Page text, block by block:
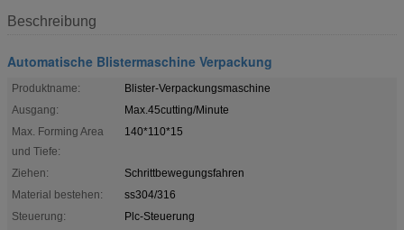
Beschreibung
Automatische Blistermaschine Verpackung
Produktname:
Blister-Verpackungsmaschine
Ausgang:
Max.45cutting/Minute
Max. Forming Area
und Tiefe:
140*110*15
Ziehen:
Schrittbewegungsfahren
Material bestehen:
ss304/316
Steuerung:
Plc-Steuerung